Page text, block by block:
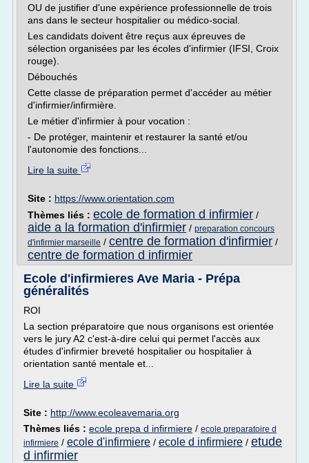
OU de justifier d'une expérience professionnelle de trois
ans dans le secteur hospitalier ou médico-social.
Les candidats doivent être reçus aux épreuves de
sélection organisées par les écoles d'infirmier (IFSI, Croix
rouge).
Débouchés
Cette classe de préparation permet d'accéder au métier
d'infirmier/infirmière.
Le métier d'infirmier à pour vocation :
- De protéger, maintenir et restaurer la santé et/ou
l'autonomie des fonctions...
Lire la suite
Site : https://www.orientation.com
Thèmes liés : ecole de formation d infirmier /
aide a la formation d'infirmier / preparation concours
d'infirmier marseille / centre de formation d'infirmier /
centre de formation d infirmier
Ecole d'infirmieres Ave Maria - Prépa
généralités
ROI
La section préparatoire que nous organisons est orientée
vers le jury A2 c'est-à-dire celui qui permet l'accès aux
études d'infirmier breveté hospitalier ou hospitalier à
orientation santé mentale et...
Lire la suite
Site : http://www.ecoleavemaria.org
Thèmes liés : ecole prepa d infirmiere / ecole preparatoire d
infirmiere / ecole d'infirmiere / ecole d infirmiere / etude
d infirmier